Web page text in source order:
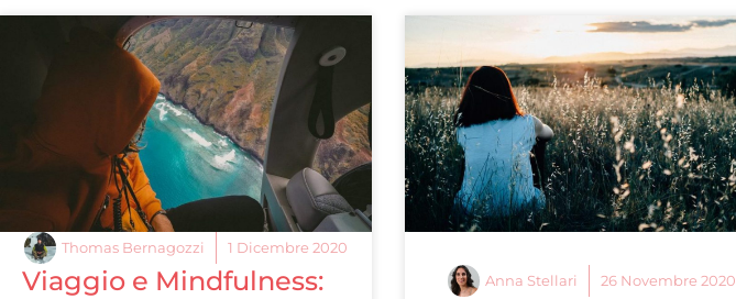
Thomas Bernagozzi 1 Dicembre 2020
Viaggio e Mindfulness:
Anna Stellari 26 Novembre 2020